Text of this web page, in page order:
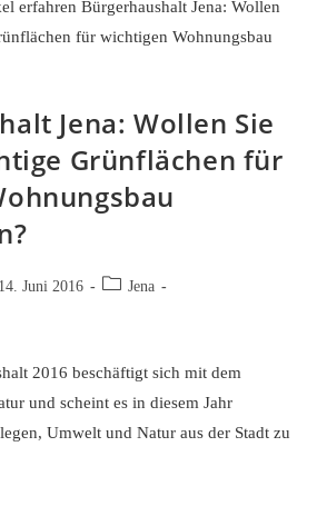
Jena: Wollen Sie
Grünflächen für
14. Juni 2016
Beitrags-
Jena
2016 beschäftigt sich mit dem
und scheint es in diesem Jahr
Umwelt und Natur aus der Stadt zu